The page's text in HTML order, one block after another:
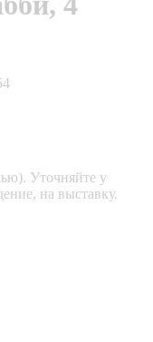
Уточняйте у
на выставку.